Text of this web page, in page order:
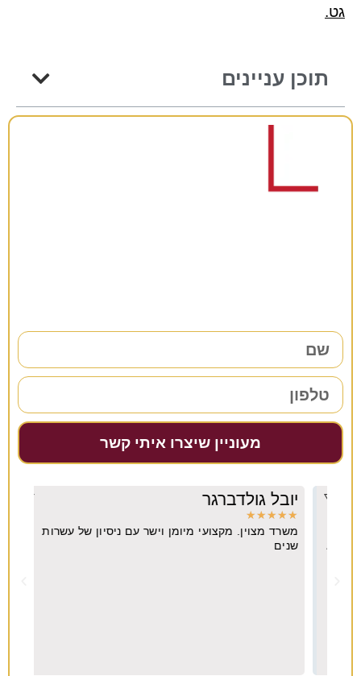
גט.
תוכן עניינים
מעוניין שיצרו איתי קשר
יובל גולדברגר
★
★
★
משרד מצוין. מקצועי מיומן וישר עם ניסיון של עשרות
שנים